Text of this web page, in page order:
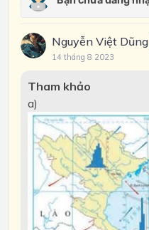
Nguyễn Việt Dũng
14 tháng 8 2023
Tham khảo
a)